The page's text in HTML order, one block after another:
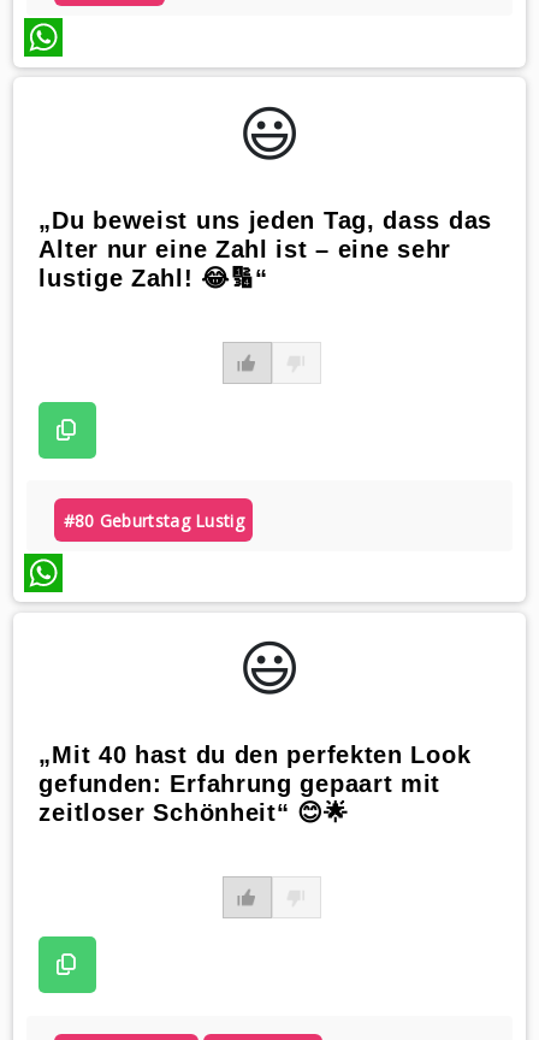
WhatsApp
😃️
„Du beweist uns jeden Tag, dass das
Alter nur eine Zahl ist – eine sehr
lustige Zahl! 😂🔢“
#80 Geburtstag Lustig
WhatsApp
😃️
„Mit 40 hast du den perfekten Look
gefunden: Erfahrung gepaart mit
zeitloser Schönheit“ 😊🌟